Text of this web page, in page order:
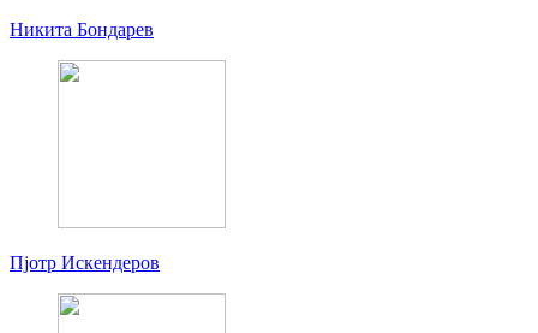
Никита Бондарев
Пjoтр Искендеров